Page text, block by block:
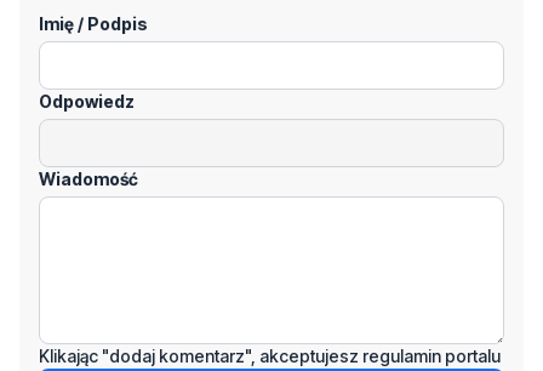
Odpowiedz
Wiadomość